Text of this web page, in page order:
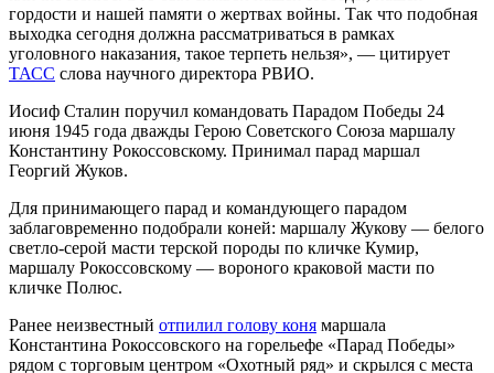
гордости и нашей памяти о жертвах войны. Так что подобная
выходка сегодня должна рассматриваться в рамках
уголовного наказания, такое терпеть нельзя», — цитирует
ТАСС слова научного директора РВИО.
Иосиф Сталин поручил командовать Парадом Победы 24
июня 1945 года дважды Герою Советского Союза маршалу
Константину Рокоссовскому. Принимал парад маршал
Георгий Жуков.
Для принимающего парад и командующего парадом
заблаговременно подобрали коней: маршалу Жукову — белого
светло-серой масти терской породы по кличке Кумир,
маршалу Рокоссовскому — вороного краковой масти по
кличке Полюс.
Ранее неизвестный отпилил голову коня маршала
Константина Рокоссовского на горельефе «Парад Победы»
рядом с торговым центром «Охотный ряд» и скрылся с места